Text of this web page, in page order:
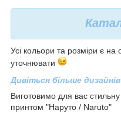
Усі кольори та розміри є на
уточнювати
Дивіться більше
Виготовимо для вас стильну
принтом "Наруто / Naruto"